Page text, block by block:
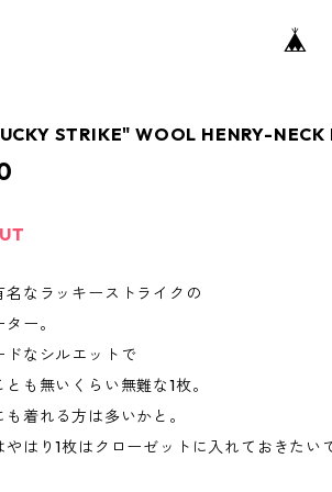
STRIKE" WOOL HENRY-NECK
名なラッキーストライクの
ー。
ドなシルエットで
も無いくらい無難な1枚。
着れる方は多いかと。
やはり1枚はクローゼットに入れておきたい